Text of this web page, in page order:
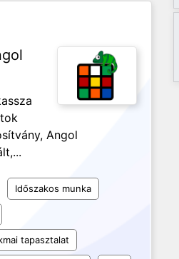
Angol
Időszakos munka
tapasztalat